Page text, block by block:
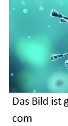
Das Bild ist
com